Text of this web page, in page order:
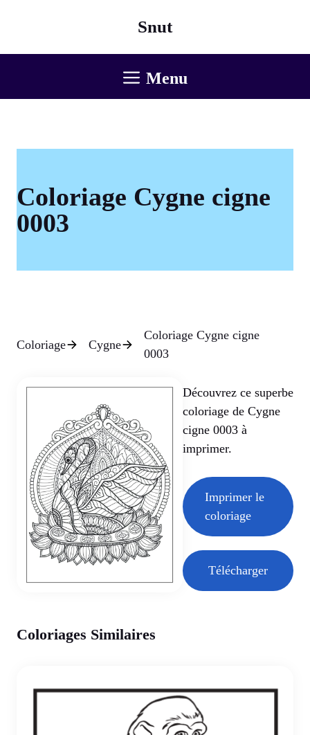
Snut
Menu
Coloriage Cygne cigne
0003
Coloriage Cygne
Coloriage Cygne cigne
0003
Découvrez ce superbe
coloriage de Cygne
cigne 0003 à
imprimer.
Imprimer le
coloriage
Télécharger
Coloriages Similaires